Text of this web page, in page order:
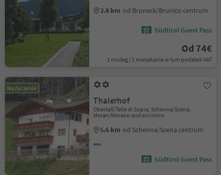
2.8 km od Bruneck/Brunico centrum
Südtirol Guest Pass
Od 74€
1 nocleg / 1 mieszkanie w tym podatek VAT
Na życzenie
Thalerhof
Obertall/Talle di Sopra, Schenna/Scena,
Meran/Merano and environs
5.6 km od Schenna/Scena centrum
Südtirol Guest Pass